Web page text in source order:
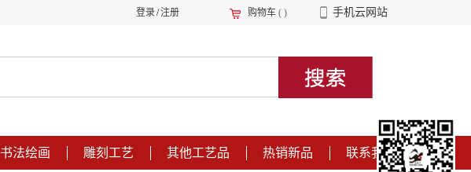
手机云网站
购物车 ( )
登录/注册
书法绘画 雕刻工艺 其他工艺品 热销新品 联系我们